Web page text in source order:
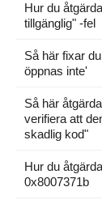
Hur du
tillgänglig" -fel
Så här fixar
öppnas inte'
Så här
verifiera att
skadlig kod"
Hur du
0x8007371b